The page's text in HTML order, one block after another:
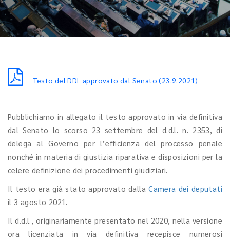
Testo del DDL approvato dal Senato (23.9.2021)
Pubblichiamo in allegato il testo approvato in via definitiva
dal Senato lo scorso 23 settembre del d.d.l. n. 2353, di
delega al Governo per l’efficienza del processo penale
nonché in materia di giustizia riparativa e disposizioni per la
celere definizione dei procedimenti giudiziari.
Il testo era già stato approvato dallaCamera dei deputati
il 3 agosto 2021.
Il d.d.l., originariamente presentato nel 2020, nella versione
ora licenziata in via definitiva recepisce numerosi